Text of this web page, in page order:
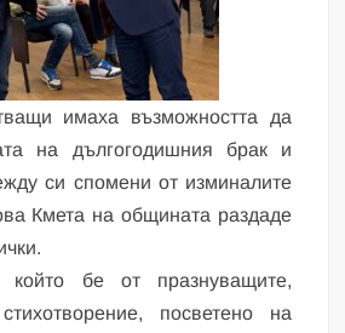
имаха възможността да
на дългогодишния брак и
си спомени от изминалите
Кмета на общината раздаде
който бе от празнуващите,
посветено на